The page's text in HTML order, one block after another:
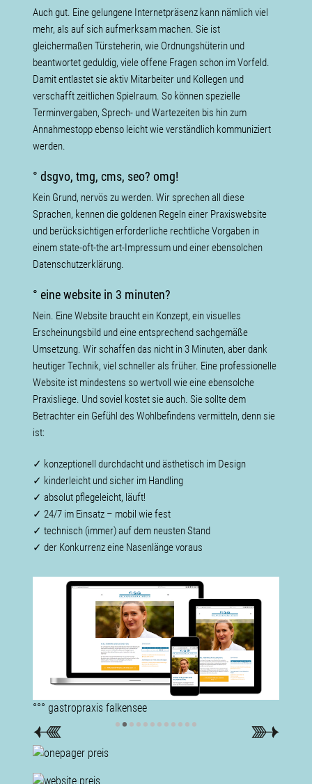
Auch gut. Eine gelungene Internetpräsenz kann nämlich viel
mehr, als auf sich aufmerksam machen. Sie ist
gleichermaßen Türsteherin, wie Ordnungshüterin und
beantwortet geduldig, viele offene Fragen schon im Vorfeld.
Damit entlastet sie aktiv Mitarbeiter und Kollegen und
verschafft zeitlichen Spielraum. So können spezielle
Terminvergaben, Sprech- und Wartezeiten bis hin zum
Annahmestopp ebenso leicht wie verständlich kommuniziert
werden.
° dsgvo, tmg, cms, seo? omg!
Kein Grund, nervös zu werden. Wir sprechen all diese
Sprachen, kennen die goldenen Regeln einer Praxiswebsite
und berücksichtigen erforderliche rechtliche Vorgaben in
einem state-oft-the art-Impressum und einer ebensolchen
Datenschutzerklärung.
° eine website in 3 minuten?
Nein. Eine Website braucht ein Konzept, ein visuelles
Erscheinungsbild und eine entsprechend sachgemäße
Umsetzung. Wir schaffen das nicht in 3 Minuten, aber dank
heutiger Technik, viel schneller als früher. Eine professionelle
Website ist mindestens so wertvoll wie eine ebensolche
Praxisliege. Und soviel kostet sie auch. Sie sollte dem
Betrachter ein Gefühl des Wohlbefindens vermitteln, denn sie
ist:
✓ konzeptionell durchdacht und ästhetisch im Design
✓ kinderleicht und sicher im Handling
✓ absolut pflegeleicht, läuft!
✓ 24/7 im Einsatz – mobil wie fest
✓ technisch (immer) auf dem neusten Stand
✓ der Konkurrenz eine Nasenlänge voraus
°°° gastropraxis falkensee
••••••••••••